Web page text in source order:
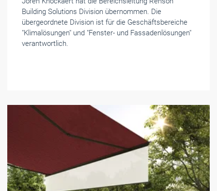
Building Solutions Division übernommen. Die
übergeordnete Division ist für die Geschäftsbereiche
"Klimalösungen" und "Fenster- und Fassadenlösungen"
verantwortlich.